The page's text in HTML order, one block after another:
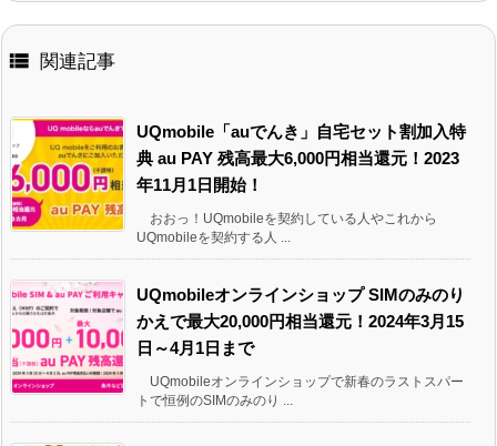
 関連記事
UQmobile「auでんき」自宅セット割加入特
典 au PAY 残高最大6,000円相当還元！2023
年11月1日開始！
おおっ！UQmobileを契約している人やこれから
UQmobileを契約する人 ...
UQmobileオンラインショップ SIMのみのり
かえで最大20,000円相当還元！2024年3月15
日～4月1日まで
UQmobileオンラインショップで新春のラストスパー
トで恒例のSIMのみのり ...